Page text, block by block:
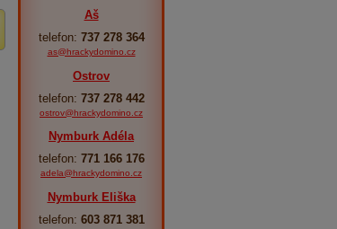
Aš
telefon: 737 278 364
as@hrackydomino.cz
Ostrov
telefon: 737 278 442
ostrov@hrackydomino.cz
Nymburk Adéla
telefon: 771 166 176
adela@hrackydomino.cz
Nymburk Eliška
telefon: 603 871 381